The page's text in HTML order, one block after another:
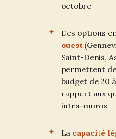
octobre
Des options en
ouest
Saint-Denis,
permettent
budget de 20
rapport aux
intra-muros
La capacité